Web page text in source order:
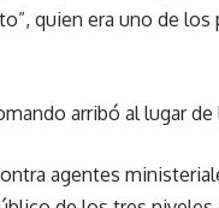
quien era uno de
arribó al lugar
agentes